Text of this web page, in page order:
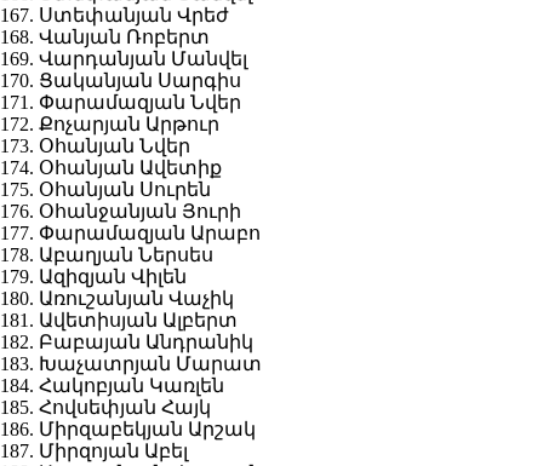
167. Ստեփանյան Վրեժ
168. Վանյան Ռոբերտ
169. Վարդանյան Մանվել
170. Ցականյան Սարգիս
171. Փարամազյան Նվեր
172. Քոչարյան Արթուր
173. Օհանյան Նվեր
174. Օհանյան Ավետիք
175. Օհանյան Սուրեն
176. Օհանջանյան Յուրի
177. Փարամազյան Արաբո
178. Աբաղյան Ներսես
179. Ազիզյան Վիլեն
180. Առուշանյան Վաչիկ
181. Ավետիսյան Ալբերտ
182. Բաբայան Անդրանիկ
183. Խաչատրյան Մարատ
184. Հակոբյան Կառլեն
185. Հովսեփյան Հայկ
186. Միրզաբեկյան Արշակ
187. Միրզոյան Աբել